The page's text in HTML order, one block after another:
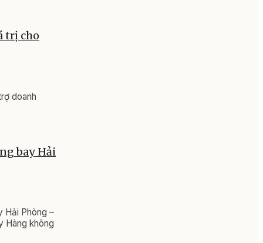
trị cho
doanh
bay Hải
Hải Phòng –
Hàng không